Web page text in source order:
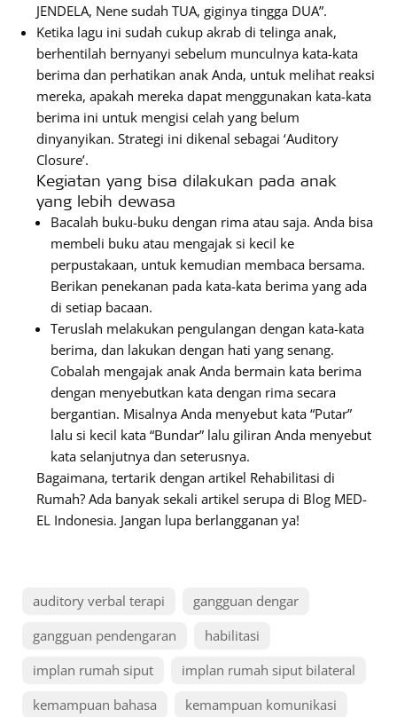
JENDELA, Nene sudah TUA, giginya tingga DUA”.
Ketika lagu ini sudah cukup akrab di telinga anak,
berhentilah bernyanyi sebelum munculnya kata-kata
berima dan perhatikan anak Anda, untuk melihat reaksi
mereka, apakah mereka dapat menggunakan kata-kata
berima ini untuk mengisi celah yang belum
dinyanyikan. Strategi ini dikenal sebagai ‘Auditory
Closure’.
Kegiatan yang bisa dilakukan pada anak
yang lebih dewasa
Bacalah buku-buku dengan rima atau saja. Anda bisa
membeli buku atau mengajak si kecil ke
perpustakaan, untuk kemudian membaca bersama.
Berikan penekanan pada kata-kata berima yang ada
di setiap bacaan.
Teruslah melakukan pengulangan dengan kata-kata
berima, dan lakukan dengan hati yang senang.
Cobalah mengajak anak Anda bermain kata berima
dengan menyebutkan kata dengan rima secara
bergantian. Misalnya Anda menyebut kata “Putar”
lalu si kecil kata “Bundar” lalu giliran Anda menyebut
kata selanjutnya dan seterusnya.
Bagaimana, tertarik dengan artikel Rehabilitasi di
Rumah? Ada banyak sekali artikel serupa di Blog MED-
EL Indonesia. Jangan lupa berlangganan ya!
auditory verbal terapi
gangguan dengar
gangguan pendengaran
habilitasi
implan rumah siput
implan rumah siput bilateral
kemampuan bahasa
kemampuan komunikasi